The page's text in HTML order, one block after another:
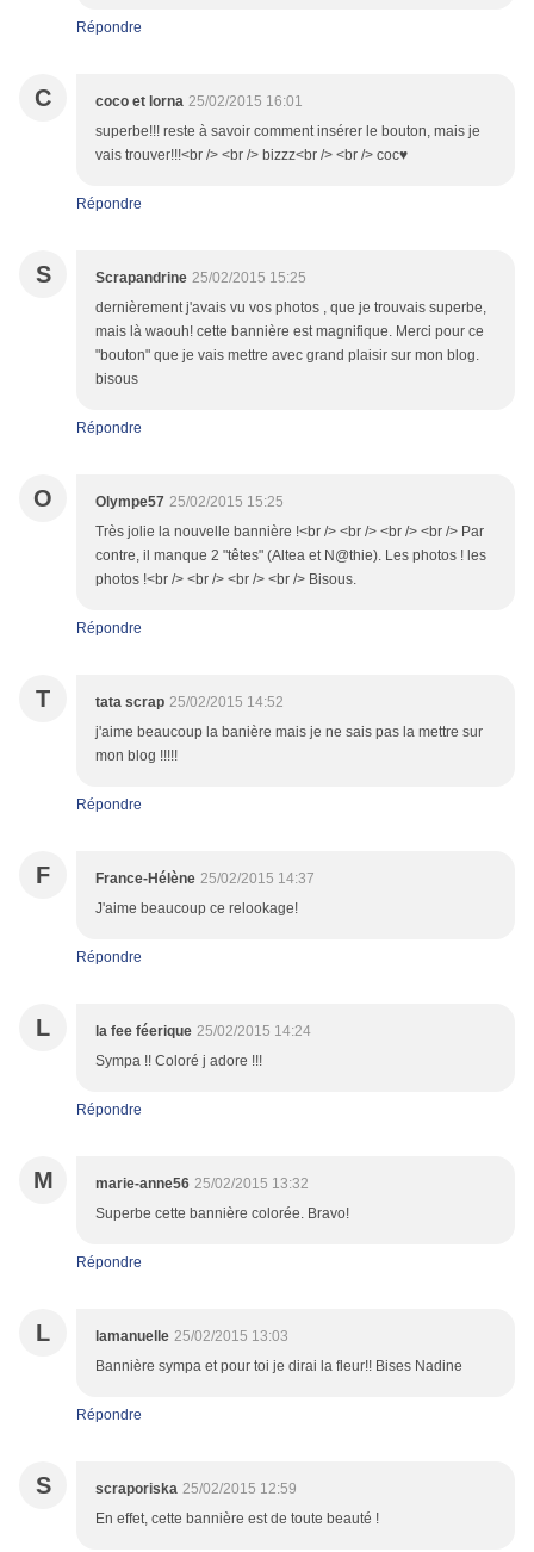
Répondre
C coco et lorna 25/02/2015 16:01
superbe!!! reste à savoir comment insérer le bouton, mais je
vais trouver!!!<br /> <br /> bizzz<br /> <br /> coc♥
Répondre
S Scrapandrine 25/02/2015 15:25
dernièrement j'avais vu vos photos , que je trouvais superbe,
mais là waouh! cette bannière est magnifique. Merci pour ce
"bouton" que je vais mettre avec grand plaisir sur mon blog.
bisous
Répondre
O Olympe57 25/02/2015 15:25
Très jolie la nouvelle bannière !<br /> <br /> <br /> <br /> Par
contre, il manque 2 "têtes" (Altea et N@thie). Les photos ! les
photos !<br /> <br /> <br /> <br /> Bisous.
Répondre
T tata scrap 25/02/2015 14:52
j'aime beaucoup la banière mais je ne sais pas la mettre sur
mon blog !!!!!
Répondre
F France-Hélène 25/02/2015 14:37
J'aime beaucoup ce relookage!
Répondre
L la fee féerique 25/02/2015 14:24
Sympa !! Coloré j adore !!!
Répondre
M marie-anne56 25/02/2015 13:32
Superbe cette bannière colorée. Bravo!
Répondre
L lamanuelle 25/02/2015 13:03
Bannière sympa et pour toi je dirai la fleur!! Bises Nadine
Répondre
S scraporiska 25/02/2015 12:59
En effet, cette bannière est de toute beauté !